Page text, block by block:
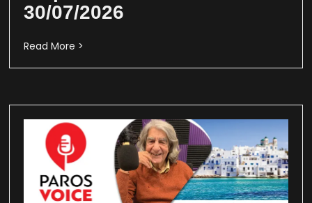
30/07/2026
Read More >